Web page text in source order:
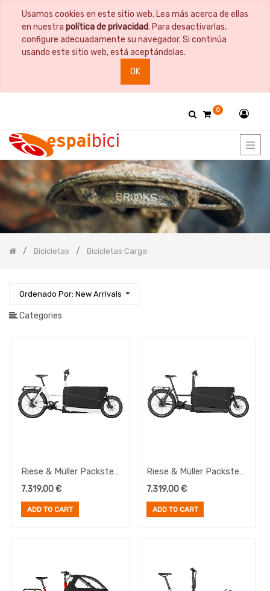
Usamos cookies en este sitio web. Lea más acerca de ellas
en nuestra política de privacidad. Para desactivarlas,
configure adecuadamente su navegador. Si continúa
usando este sitio web, está aceptándolas.
OK
0
Bicicletas Bicicletas Carga
Ordenado Por: New Arrivals
Categories
CATEGORY
Urbana
Bicicletas
Plegable
Bicicletas
Eléctrica
Bicicletas
Gravel
Bicicletas
Viaje
Bicicletas
Portabidones
Bolsas
Documentación
Guardabarros
Herramientas
Ropa
Ruedas
Sillines
Riese & Müller Packster
70 Automatic White
7.319,00€
ADD TO CART
Riese & Müller Packster
70 Automatic Urban
7.319,00€
ADD TO CART